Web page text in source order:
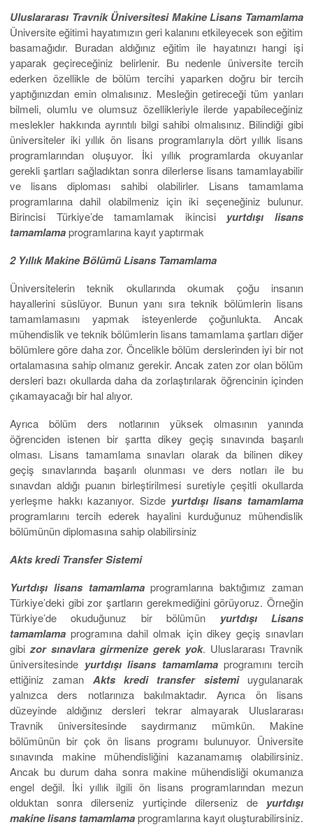
Uluslararası Travnik Üniversitesi Makine Lisans Tamamlama
Üniversite eğitimi hayatımızın geri kalanını etkileyecek son eğitim
basamağıdır. Buradan aldığınız eğitim ile hayatınızı hangi işi
yaparak geçireceğiniz belirlenir. Bu nedenle üniversite tercih
ederken özellikle de bölüm tercihi yaparken doğru bir tercih
yaptığınızdan emin olmalısınız. Mesleğin getireceği tüm yanları
bilmeli, olumlu ve olumsuz özellikleriyle ilerde yapabileceğiniz
meslekler hakkında ayrıntılı bilgi sahibi olmalısınız. Bilindiği gibi
üniversiteler iki yıllık ön lisans programlarıyla dört yıllık lisans
programlarından oluşuyor. İki yıllık programlarda okuyanlar
gerekli şartları sağladıktan sonra dilerlerse lisans tamamlayabilir
ve lisans diploması sahibi olabilirler. Lisans tamamlama
programlarına dahil olabilmeniz için iki seçeneğiniz bulunur.
Birincisi Türkiye’de tamamlamak ikincisi yurtdışı lisans
tamamlamaprogramlarına kayıt yaptırmak
2 Yıllık Makine Bölümü Lisans Tamamlama
Üniversitelerin teknik okullarında okumak çoğu insanın
hayallerini süslüyor. Bunun yanı sıra teknik bölümlerin lisans
tamamlamasını yapmak isteyenlerde çoğunlukta. Ancak
mühendislik ve teknik bölümlerin lisans tamamlama şartları diğer
bölümlere göre daha zor. Öncelikle bölüm derslerinden iyi bir not
ortalamasına sahip olmanız gerekir. Ancak zaten zor olan bölüm
dersleri bazı okullarda daha da zorlaştırılarak öğrencinin içinden
çıkamayacağı bir hal alıyor.
Ayrıca bölüm ders notlarının yüksek olmasının yanında
öğrenciden istenen bir şartta dikey geçiş sınavında başarılı
olması. Lisans tamamlama sınavları olarak da bilinen dikey
geçiş sınavlarında başarılı olunması ve ders notları ile bu
sınavdan aldığı puanın birleştirilmesi suretiyle çeşitli okullarda
yerleşme hakkı kazanıyor. Sizde yurtdışı lisans tamamlama
programlarını tercih ederek hayalini kurduğunuz mühendislik
bölümünün diplomasına sahip olabilirsiniz
Akts kredi Transfer Sistemi
Yurtdışı lisans tamamlamaprogramlarına baktığımız zaman
Türkiye’deki gibi zor şartların gerekmediğini görüyoruz. Örneğin
Türkiye’de okuduğunuz bir bölümün yurtdışı Lisans
tamamlama programına dahil olmak için dikey geçiş sınavları
gibi zor sınavlara girmenize gerek yok. Uluslararası Travnik
üniversitesinde yurtdışı lisans tamamlamaprogramını tercih
ettiğiniz zaman Akts kredi transfer sistemiuygulanarak
yalnızca ders notlarınıza bakılmaktadır. Ayrıca ön lisans
düzeyinde aldığınız dersleri tekrar almayarak Uluslararası
Travnik üniversitesinde saydırmanız mümkün. Makine
bölümünün bir çok ön lisans programı bulunuyor. Üniversite
sınavında makine mühendisliğini kazanamamış olabilirsiniz.
Ancak bu durum daha sonra makine mühendisliği okumanıza
engel değil. İki yıllık ilgili ön lisans programlarından mezun
olduktan sonra dilerseniz yurtiçinde dilerseniz de yurtdışı
makinelisans tamamlamaprogramlarına kayıt oluşturabilirsiniz.